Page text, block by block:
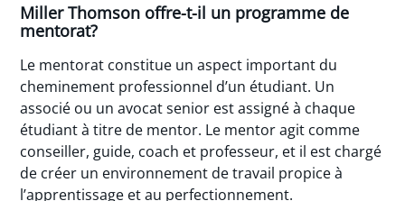
Miller Thomson offre-t-il un programme de
mentorat?
Le mentorat constitue un aspect important du
cheminement professionnel d’un étudiant. Un
associé ou un avocat senior est assigné à chaque
étudiant à titre de mentor. Le mentor agit comme
conseiller, guide, coach et professeur, et il est chargé
de créer un environnement de travail propice à
l’apprentissage et au perfectionnement.